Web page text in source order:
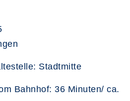
Stadtmitte
Bahnhof: 36 Minuten/ ca.